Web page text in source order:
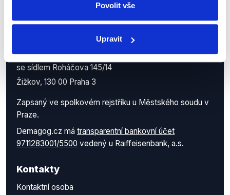
Povolit vše
Upravit
Demagog.cz, z.s.
IČO: 05140544
se sídlem Roháčova 145/14
Žižkov, 130 00 Praha 3
Zapsaný ve spolkovém rejstříku u Městského soudu v
Praze.
Demagog.cz má transparentní bankovní účet
9711283001/5500 vedený u Raiffeisenbank, a.s.
Kontakty
Kontaktní osoba